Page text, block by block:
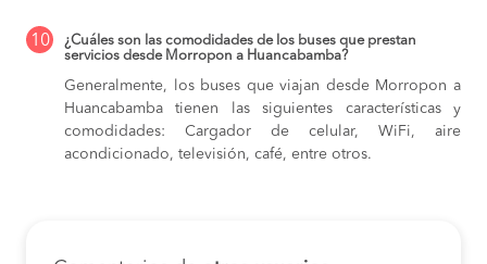
10
¿Cuáles son las comodidades de los buses que prestan
servicios desde Morropon a Huancabamba?
Generalmente, los buses que viajan desde Morropon a
Huancabamba tienen las siguientes características y
comodidades: Cargador de celular, WiFi, aire
acondicionado, televisión, café, entre otros.